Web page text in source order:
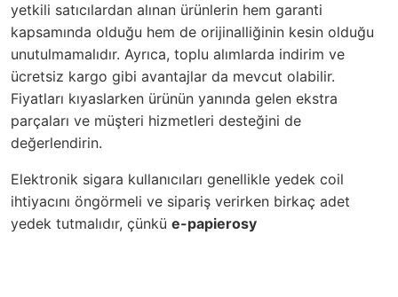
yetkili satıcılardan alınan ürünlerin hem garanti
kapsamında olduğu hem de orijinalliğinin kesin olduğu
unutulmamalıdır. Ayrıca, toplu alımlarda indirim ve
ücretsiz kargo gibi avantajlar da mevcut olabilir.
Fiyatları kıyaslarken ürünün yanında gelen ekstra
parçaları ve müşteri hizmetleri desteğini de
değerlendirin.
Elektronik sigara kullanıcıları genellikle yedek coil
ihtiyacını öngörmeli ve sipariş verirken birkaç adet
yedek tutmalıdır, çünkü e-papierosy